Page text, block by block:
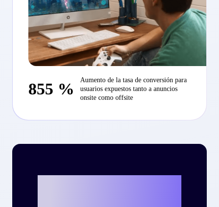
855 %
Aumento de la tasa de conversión para
usuarios expuestos tanto a anuncios
onsite como offsite